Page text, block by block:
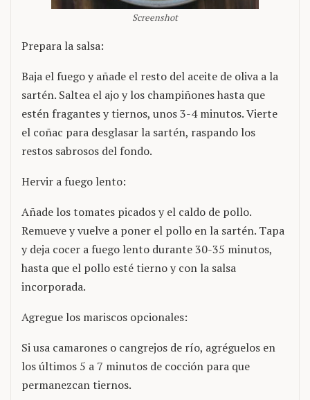
Screenshot
Prepara la salsa:
Baja el fuego y añade el resto del aceite de oliva a la
sartén. Saltea el ajo y los champiñones hasta que
estén fragantes y tiernos, unos 3-4 minutos. Vierte
el coñac para desglasar la sartén, raspando los
restos sabrosos del fondo.
Hervir a fuego lento:
Añade los tomates picados y el caldo de pollo.
Remueve y vuelve a poner el pollo en la sartén. Tapa
y deja cocer a fuego lento durante 30-35 minutos,
hasta que el pollo esté tierno y con la salsa
incorporada.
Agregue los mariscos opcionales:
Si usa camarones o cangrejos de río, agréguelos en
los últimos 5 a 7 minutos de cocción para que
permanezcan tiernos.